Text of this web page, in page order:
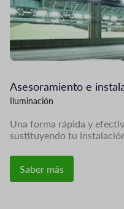
Asesoramiento e
Iluminación
Una forma rápida y
sustituyendo tu
Saber más